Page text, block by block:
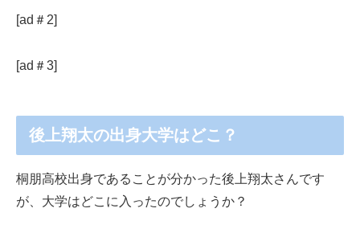
[ad＃2]
[ad＃3]
後上翔太の出身大学はどこ？
桐朋高校出身であることが分かった後上翔太さんです
が、大学はどこに入ったのでしょうか？